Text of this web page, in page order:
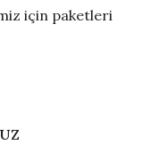
için paketleri